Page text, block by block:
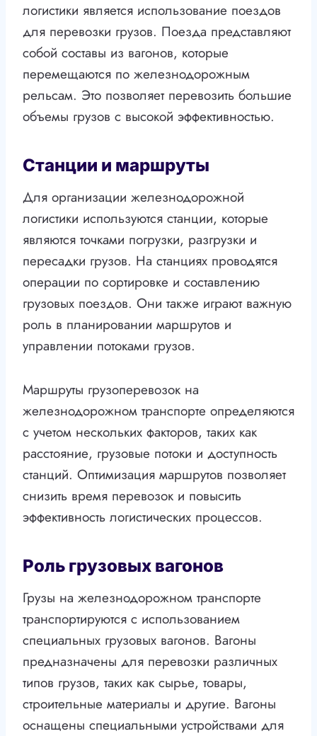
логистики является использование поездов
для перевозки грузов. Поезда представляют
собой составы из вагонов, которые
перемещаются по железнодорожным
рельсам. Это позволяет перевозить большие
объемы грузов с высокой эффективностью.
Станции и маршруты
Для организации железнодорожной
логистики используются станции, которые
являются точками погрузки, разгрузки и
пересадки грузов. На станциях проводятся
операции по сортировке и составлению
грузовых поездов. Они также играют важную
роль в планировании маршрутов и
управлении потоками грузов.
Маршруты грузоперевозок на
железнодорожном транспорте определяются
с учетом нескольких факторов, таких как
расстояние, грузовые потоки и доступность
станций. Оптимизация маршрутов позволяет
снизить время перевозок и повысить
эффективность логистических процессов.
Роль грузовых вагонов
Грузы на железнодорожном транспорте
транспортируются с использованием
специальных грузовых вагонов. Вагоны
предназначены для перевозки различных
типов грузов, таких как сырье, товары,
строительные материалы и другие. Вагоны
оснащены специальными устройствами для